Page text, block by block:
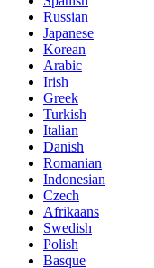
Russian
Japanese
Korean
Arabic
Irish
Greek
Turkish
Italian
Danish
Romanian
Indonesian
Czech
Afrikaans
Swedish
Polish
Basque